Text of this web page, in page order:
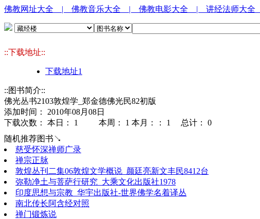
佛教网址大全 | 佛教音乐大全 | 佛教电影大全 | 讲经法师大全
::下载地址::
下载地址1
::图书简介::
佛光丛书2103敦煌学_郑金德佛光民82初版
添加时间： 2010年08月08日
下载次数： 本日： 1 本周： 1 本月：： 1 总计： 0
随机推荐图书↘
慈受怀深禅师广录
禅宗正脉
敦煌丛刊二集06敦煌文学概说_颜廷亮新文丰民8412台
弥勒净土与菩萨行研究_大乘文化出版社1978
印度思想与宗教_华宇出版社-世界佛学名着译丛
南北传长阿含经对照
禅门锻炼说